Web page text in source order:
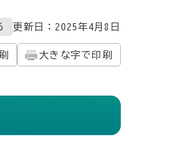
更新日： 2025年4月8日
大きな字で印刷